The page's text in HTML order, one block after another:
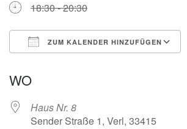
18:30 - 20:30
ZUM KALENDER HINZUFÜGEN
WO
Haus Nr. 8
Sender Straße 1, Verl, 33415